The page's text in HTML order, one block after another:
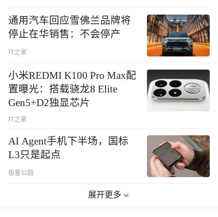
通用汽车回应雪佛兰品牌将
停止在华销售：不会停产
IT之家
小米REDMI K100 Pro Max配
置曝光：搭载骁龙8 Elite
Gen5+D2独显芯片
IT之家
AI Agent手机下半场，国标
L3只是起点
极客公园
展开更多